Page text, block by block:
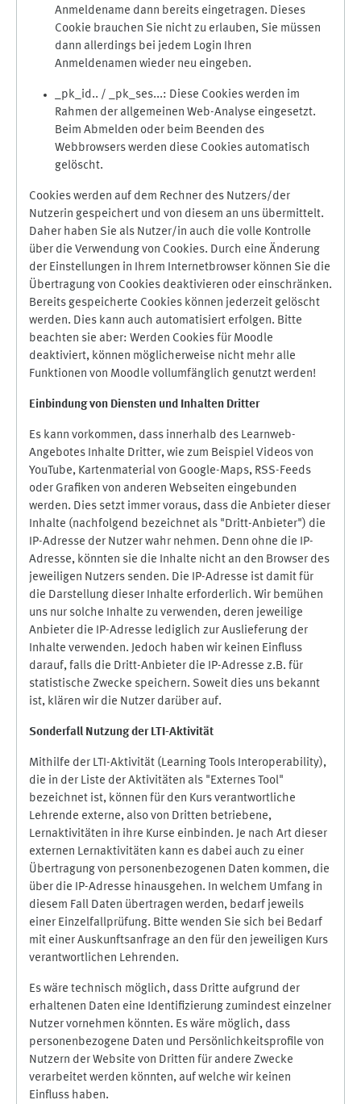
Anmeldename dann bereits eingetragen. Dieses
Cookie brauchen Sie nicht zu erlauben, Sie müssen
dann allerdings bei jedem Login Ihren
Anmeldenamen wieder neu eingeben.
_pk_id.. / _pk_ses...: Diese Cookies werden im
Rahmen der allgemeinen Web-Analyse eingesetzt.
Beim Abmelden oder beim Beenden des
Webbrowsers werden diese Cookies automatisch
gelöscht.
Cookies werden auf dem Rechner des Nutzers/der
Nutzerin gespeichert und von diesem an uns übermittelt.
Daher haben Sie als Nutzer/in auch die volle Kontrolle
über die Verwendung von Cookies. Durch eine Änderung
der Einstellungen in Ihrem Internetbrowser können Sie die
Übertragung von Cookies deaktivieren oder einschränken.
Bereits gespeicherte Cookies können jederzeit gelöscht
werden. Dies kann auch automatisiert erfolgen. Bitte
beachten sie aber: Werden Cookies für Moodle
deaktiviert, können möglicherweise nicht mehr alle
Funktionen von Moodle vollumfänglich genutzt werden!
Einbindung von Diensten und Inhalten Dritter
Es kann vorkommen, dass innerhalb des Learnweb-
Angebotes Inhalte Dritter, wie zum Beispiel Videos von
YouTube, Kartenmaterial von Google-Maps, RSS-Feeds
oder Grafiken von anderen Webseiten eingebunden
werden. Dies setzt immer voraus, dass die Anbieter dieser
Inhalte (nachfolgend bezeichnet als "Dritt-Anbieter") die
IP-Adresse der Nutzer wahr nehmen. Denn ohne die IP-
Adresse, könnten sie die Inhalte nicht an den Browser des
jeweiligen Nutzers senden. Die IP-Adresse ist damit für
die Darstellung dieser Inhalte erforderlich. Wir bemühen
uns nur solche Inhalte zu verwenden, deren jeweilige
Anbieter die IP-Adresse lediglich zur Auslieferung der
Inhalte verwenden. Jedoch haben wir keinen Einfluss
darauf, falls die Dritt-Anbieter die IP-Adresse z.B. für
statistische Zwecke speichern. Soweit dies uns bekannt
ist, klären wir die Nutzer darüber auf.
Sonderfall Nutzung der LTI-Aktivität
Mithilfe der LTI-Aktivität (Learning Tools Interoperability),
die in der Liste der Aktivitäten als "Externes Tool"
bezeichnet ist, können für den Kurs verantwortliche
Lehrende externe, also von Dritten betriebene,
Lernaktivitäten in ihre Kurse einbinden. Je nach Art dieser
externen Lernaktivitäten kann es dabei auch zu einer
Übertragung von personenbezogenen Daten kommen, die
über die IP-Adresse hinausgehen. In welchem Umfang in
diesem Fall Daten übertragen werden, bedarf jeweils
einer Einzelfallprüfung. Bitte wenden Sie sich bei Bedarf
mit einer Auskunftsanfrage an den für den jeweiligen Kurs
verantwortlichen Lehrenden.
Es wäre technisch möglich, dass Dritte aufgrund der
erhaltenen Daten eine Identifizierung zumindest einzelner
Nutzer vornehmen könnten. Es wäre möglich, dass
personenbezogene Daten und Persönlichkeitsprofile von
Nutzern der Website von Dritten für andere Zwecke
verarbeitet werden könnten, auf welche wir keinen
Einfluss haben.